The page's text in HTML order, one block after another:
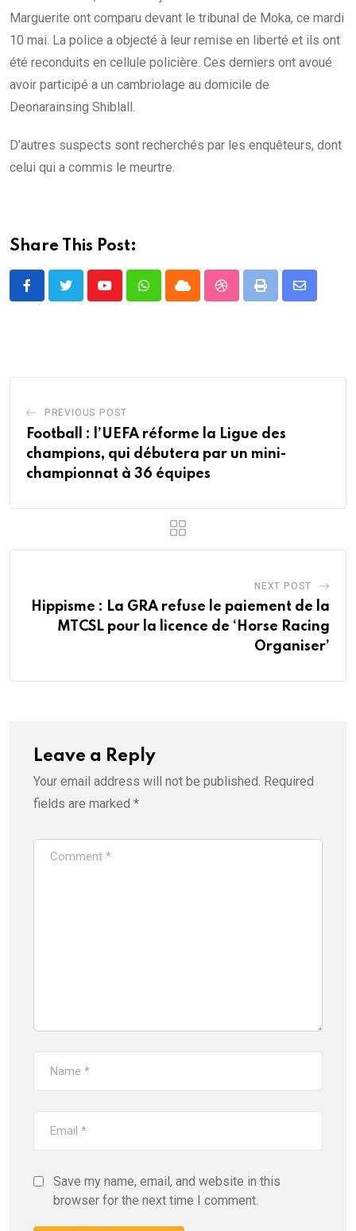
Marguerite ont comparu devant le tribunal de Moka, ce mardi
10 mai. La police a objecté à leur remise en liberté et ils ont
été reconduits en cellule policière. Ces derniers ont avoué
avoir participé a un cambriolage au domicile de
Deonarainsing Shiblall.
D’autres suspects sont recherchés par les enquêteurs, dont
celui qui a commis le meurtre.
Share This Post:
YoutubeWhatsappCloud StumbleUpon
Print
Share
PREVIOUS POST
Football : l’UEFA réforme la Ligue des
champions, qui débutera par un mini-
championnat à 36 équipes
NEXT POST
Hippisme : La GRA refuse le paiement de la
MTCSL pour la licence de ‘Horse Racing
Organiser’
Leave a Reply
Your email address will not be published. Required
fields are marked *
Save my name, email, and website in this
browser for the next time I comment.